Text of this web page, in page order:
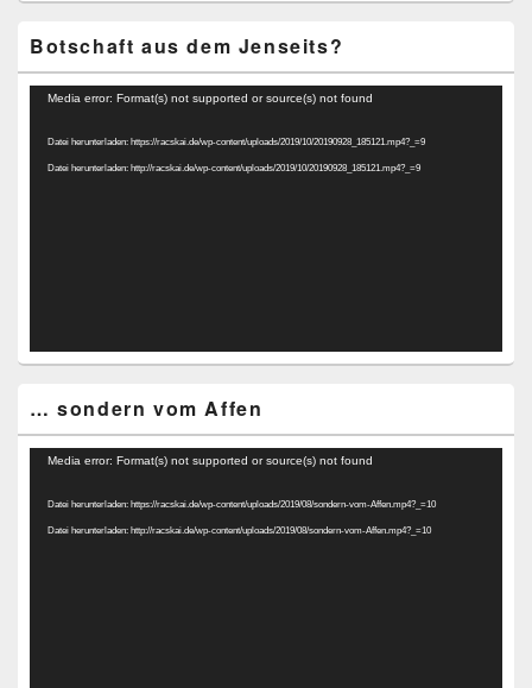
Botschaft aus dem Jenseits?
Video-
Media error: Format(s) not supported or source(s) not found
Datei herunterladen: https://racskai.de/wp-content/uploads/2019/10/20190928_185121.mp4?_=9
Datei herunterladen: http://racskai.de/wp-content/uploads/2019/10/20190928_185121.mp4?_=9
… sondern vom Affen
Video-
Media error: Format(s) not supported or source(s) not found
Datei herunterladen: https://racskai.de/wp-content/uploads/2019/08/sondern-vom-Affen.mp4?_=10
Datei herunterladen: http://racskai.de/wp-content/uploads/2019/08/sondern-vom-Affen.mp4?_=10